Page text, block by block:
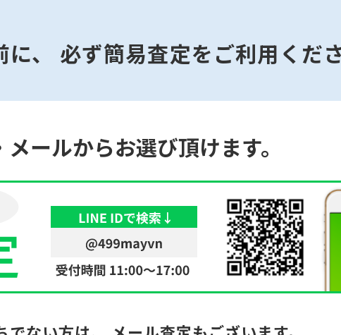
、 必ず簡易査定をご利用くださ
ールからお選び頂けます。